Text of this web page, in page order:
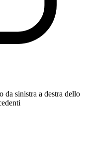
sinistra a destra dello